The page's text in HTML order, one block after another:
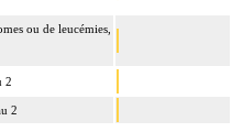
ou de leucémies,
2
2